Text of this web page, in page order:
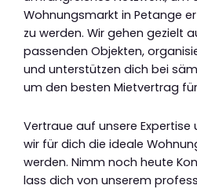
Wohnungsmarkt in Petange
zu werden. Wir gehen gezielt
passenden Objekten,
und unterstützen dich bei
um den besten Mietvertrag
Vertraue auf unsere Expertise
wir für dich die ideale
werden. Nimm noch heute
lass dich von unserem